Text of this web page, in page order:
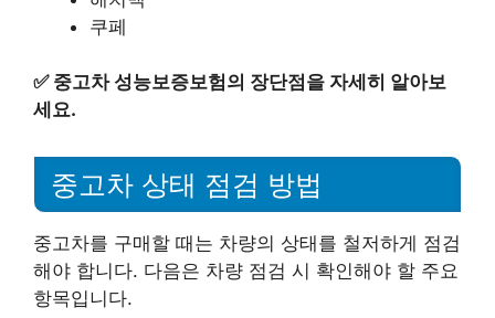
쿠페
✅ 중고차 성능보증보험의 장단점을 자세히 알아보
세요.
중고차 상태 점검 방법
중고차를 구매할 때는 차량의 상태를 철저하게 점검
해야 합니다. 다음은 차량 점검 시 확인해야 할 주요
항목입니다.